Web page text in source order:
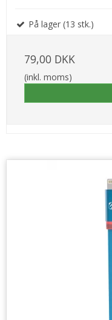
På lager (13 stk.)
79,00 DKK
(inkl. moms)